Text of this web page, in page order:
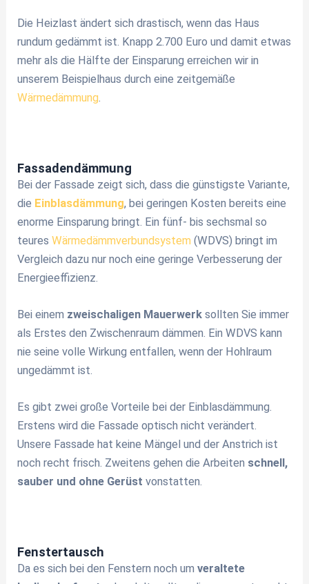
Die Heizlast ändert sich drastisch, wenn das Haus
rundum gedämmt ist. Knapp 2.700 Euro und damit etwas
mehr als die Hälfte der Einsparung erreichen wir in
unserem Beispielhaus durch eine zeitgemäße
Wärmedämmung
Fassadendämmung
Bei der Fassade zeigt sich, dass die günstigste Variante,
die Einblasdämmung, bei geringen Kosten bereits eine
enorme Einsparung bringt. Ein fünf- bis sechsmal so
teuresWärmedämmverbundsystem (WDVS) bringt im
Vergleich dazu nur noch eine geringe Verbesserung der
Energieeffizienz.
Bei einem zweischaligen Mauerwerk sollten Sie immer
als Erstes den Zwischenraum dämmen. Ein WDVS kann
nie seine volle Wirkung entfallen, wenn der Hohlraum
ungedämmt ist.
Es gibt zwei große Vorteile bei der Einblasdämmung.
Erstens wird die Fassade optisch nicht verändert.
Unsere Fassade hat keine Mängel und der Anstrich ist
noch recht frisch. Zweitens gehen die Arbeiten schnell,
sauber und ohne Gerüst vonstatten.
Fenstertausch
Da es sich bei den Fenstern noch umveraltete